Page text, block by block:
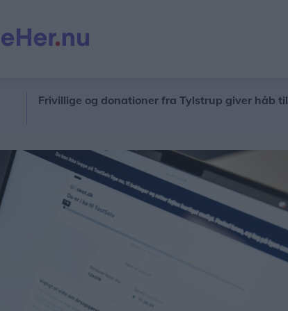
Frivillige og donationer fra Tylstrup giver håb til Ukraine